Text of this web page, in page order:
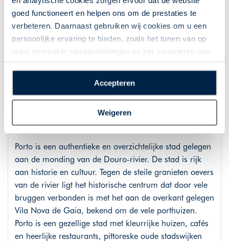
goed functioneert en helpen ons om de prestaties te
verbeteren. Daarnaast gebruiken wij cookies om u een
persoonlijke ervaring te bieden, zoals het tonen van op
maat gemaakte reisaanbiedingen en het verbeteren van
plaatsen van alle hierboven beschreven cookies en
technologieën, waarmee persoonlijke gegevens kunnen
worden verzameld. Indien u kiest voor “Weigeren”
plaatsen wij enkel functionele cookies, en zal er geen
Accepteren
Weigeren
naar het bekende Pinhao. Of verken het charmante
stadje Lamego, met zijn mooie kathedraal, kasteel en
het bijzondere Santuário de Nossa Senhora dos
Remédios.
Dag 6 - 7: Het UNESCO-erfgoed
Guimaraes & Porto
Porto is een authentieke en overzichtelijke stad gelegen
aan de monding van de Douro-rivier. De stad is rijk
aan historie en cultuur. Tegen de steile granieten oevers
van de rivier ligt het historische centrum dat door vele
bruggen verbonden is met het aan de overkant gelegen
Vila Nova de Gaia, bekend om de vele porthuizen.
Porto is een gezellige stad met kleurrijke huizen, cafés
en heerlijke restaurants, pittoreske oude stadswijken